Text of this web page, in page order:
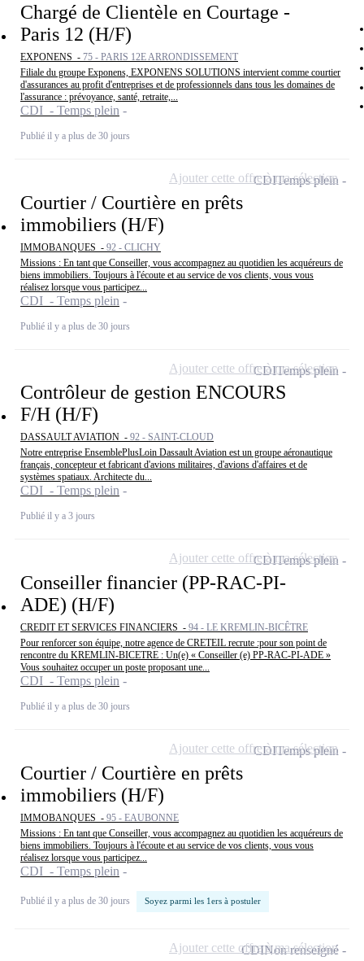
Chargé de Clientèle en Courtage -
Paris 12 (H/F)
EXPONENS - 75 - PARIS 12E ARRONDISSEMENT
Filiale du groupe Exponens, EXPONENS SOLUTIONS intervient comme courtier
d'assurances au profit d'entreprises et de professionnels dans tous les domaines de
l'assurance : prévoyance, santé, retraite,...
CDI - Temps plein
Publié il y a plus de 30 jours
Courtier / Courtière en prêts
immobiliers (H/F)
IMMOBANQUES - 92 - CLICHY
Missions : En tant que Conseiller, vous accompagnez au quotidien les acquéreurs de
biens immobiliers. Toujours à l'écoute et au service de vos clients, vous vous
réalisez lorsque vous participez...
CDI - Temps plein
Publié il y a plus de 30 jours
CDITemps plein
Ajouter cette offre à ma sélection
Contrôleur de gestion ENCOURS
F/H (H/F)
DASSAULT AVIATION - 92 - SAINT-CLOUD
Notre entreprise EnsemblePlusLoin Dassault Aviation est un groupe aéronautique
français, concepteur et fabricant d'avions militaires, d'avions d'affaires et de
systèmes spatiaux. Architecte du...
CDI - Temps plein
Publié il y a 3 jours
CDITemps plein
Ajouter cette offre à ma sélection
Conseiller financier (PP-RAC-PI-
ADE) (H/F)
CREDIT ET SERVICES FINANCIERS - 94 - LE KREMLIN-BICÊTRE
Pour renforcer son équipe, notre agence de CRETEIL recrute :pour son point de
rencontre du KREMLIN-BICETRE : Un(e) « Conseiller (e) PP-RAC-PI-ADE »
Vous souhaitez occuper un poste proposant une...
CDI - Temps plein
Publié il y a plus de 30 jours
CDITemps plein
Ajouter cette offre à ma sélection
Courtier / Courtière en prêts
immobiliers (H/F)
IMMOBANQUES - 95 - EAUBONNE
Missions : En tant que Conseiller, vous accompagnez au quotidien les acquéreurs de
biens immobiliers. Toujours à l'écoute et au service de vos clients, vous vous
réalisez lorsque vous participez...
CDI - Temps plein
Publié il y a plus de 30 jours Soyez parmi les 1ers à postuler
CDITemps plein
Ajouter cette offre à ma sélection
CDINon renseigné
Ajouter cette offre à ma sélection